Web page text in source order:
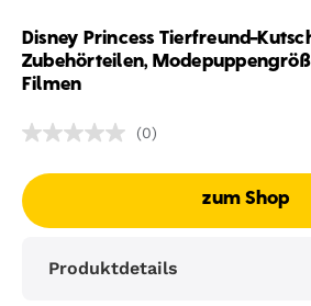
Disney Princess Tierfreund-
Zubehörteilen,
Filmen
(0)
zum Shop
Produktdetails